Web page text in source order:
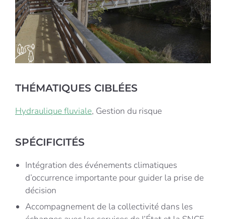
THÉMATIQUES CIBLÉES
Hydraulique fluviale, Gestion du risque
SPÉCIFICITÉS
Intégration des événements climatiques
d’occurrence importante pour guider la prise de
décision
Accompagnement de la collectivité dans les